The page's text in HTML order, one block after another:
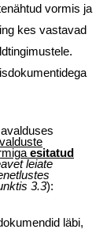
vormis ja
kes vastavad
esitatud
leiate
3.3):
läbi,